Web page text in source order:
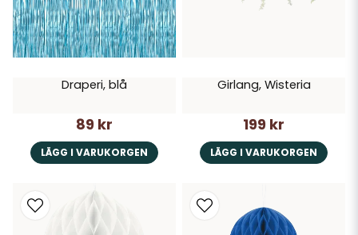
Draperi, blå
89 kr
LÄGG I VARUKORGEN
Girlang, Wisteria
199 kr
LÄGG I VARUKORGEN